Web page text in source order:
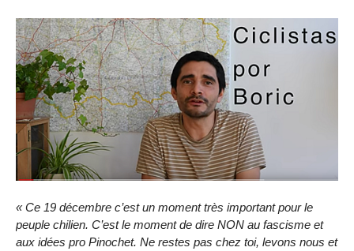
« Ce 19 décembre c’est un moment très important pour le
peuple chilien. C’est le moment de dire NON au fascisme et
aux idées pro Pinochet. Ne restes pas chez toi, levons nous et